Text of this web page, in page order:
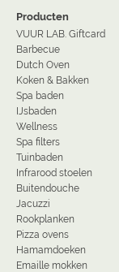
Producten
VUUR LAB. Giftcard
Barbecue
Dutch Oven
Koken & Bakken
Spa baden
IJsbaden
Wellness
Spa filters
Tuinbaden
Infrarood stoelen
Buitendouche
Jacuzzi
Rookplanken
Pizza ovens
Hamamdoeken
Emaille mokken